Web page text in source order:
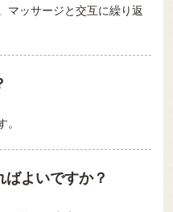
マッサージと交互に繰り返
。
ばよいですか？